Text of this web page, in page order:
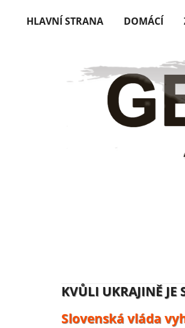
KVŮLI UKRAJINĚ JE
Slovenská vláda
NĚMECKO
Volodymyr
HLAVNÍ STRANA DOMÁCÍ